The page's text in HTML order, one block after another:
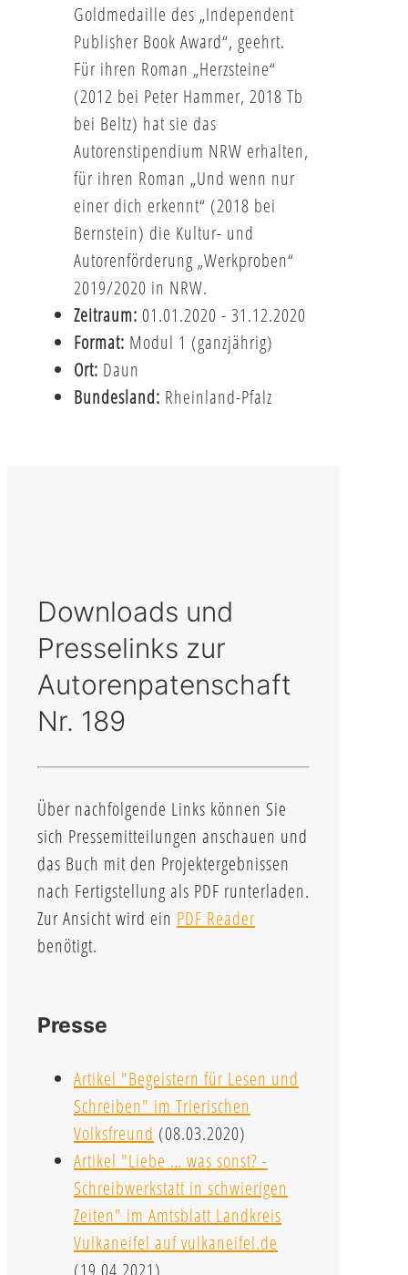
Goldmedaille des „Independent
Publisher Book Award“, geehrt.
Für ihren Roman „Herzsteine“
(2012 bei Peter Hammer, 2018 Tb
bei Beltz) hat sie das
Autorenstipendium NRW erhalten,
für ihren Roman „Und wenn nur
einer dich erkennt“ (2018 bei
Bernstein) die Kultur- und
Autorenförderung „Werkproben“
2019/2020 in NRW.
Zeitraum: 01.01.2020 - 31.12.2020
Format: Modul 1 (ganzjährig)
Ort: Daun
Bundesland: Rheinland-Pfalz
Downloads und
Presselinks zur
Autorenpatenschaft
Nr. 189
Über nachfolgende Links können Sie
sich Pressemitteilungen anschauen und
das Buch mit den Projektergebnissen
nach Fertigstellung als PDF runterladen.
Zur Ansicht wird ein PDF Reader
benötigt.
Presse
Artikel "Begeistern für Lesen und
Schreiben" im Trierischen
Volksfreund (08.03.2020)
Artikel "Liebe … was sonst? -
Schreibwerkstatt in schwierigen
Zeiten" im Amtsblatt Landkreis
Vulkaneifel auf vulkaneifel.de
(19.04.2021)